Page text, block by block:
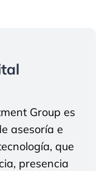
Group es
asesoría e
que
presencia